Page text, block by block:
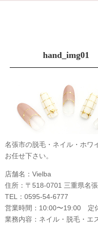
hand_img01
名張市の脱毛・ネイル・ホワ
お任せ下さい。
店舗名：Vielba
住所：〒518-0701 三重県名
TEL：0595-54-6777
営業時間：10:00〜19:00 定
業務内容：ネイル・脱毛・エ